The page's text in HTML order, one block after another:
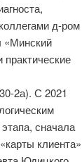
д-ром
«Минский
2а). С 2021
сначала
клиента»